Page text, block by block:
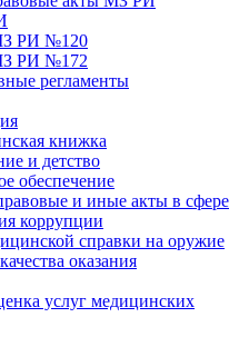
РИ №120
РИ №172
регламенты
книжка
и детство
обеспечение
и иные акты в сфере
коррупции
справки на оружие
оказания
услуг медицинскиx